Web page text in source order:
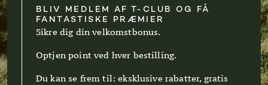
BLIV MEDLEM AF T-CLUB OG FÅ
FANTASTISKE PRÆMIER
Sikre dig din velkomstbonus.
Optjen point ved hver bestilling.
Du kan se frem til: eksklusive rabatter, gratis